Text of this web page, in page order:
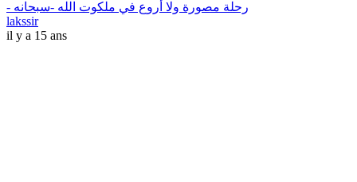
lakssir
il y a 15 ans